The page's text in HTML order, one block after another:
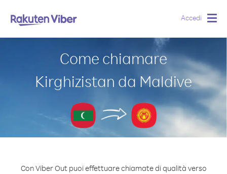
Accedi
Come chiamare
Kirghizistan da Maldive
Con Viber Out puoi effettuare chiamate di qualità verso